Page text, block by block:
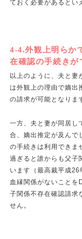
ておく必要があるとい
4-4.外観上明らか
在確認の手続きが
以上のように、夫と妻
は外観上の理由で嫡出
の請求が可能となりま
一方、夫と妻が同居し
合、嫡出推定が及んで
の手続きは利用できま
過ぎると誰からも父子
います（最高裁平成
血縁関係がないことを
子関係不存在確認請求
せん。